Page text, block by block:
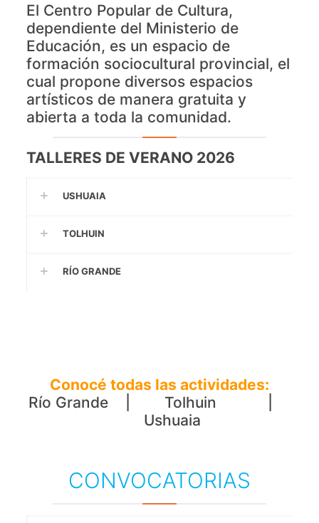
El Centro Popular de Cultura,
dependiente del Ministerio de
Educación, es un espacio de
formación sociocultural provincial, el
cual propone diversos espacios
artísticos de manera gratuita y
abierta a toda la comunidad.
TALLERES DE VERANO 2026
USHUAIA
TOLHUIN
RÍO GRANDE
Conocé todas las actividades:
Río Grande | Tolhuin |
Ushuaia
CONVOCATORIAS